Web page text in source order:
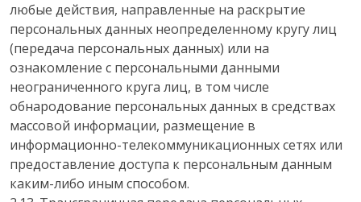
любые действия, направленные на раскрытие
персональных данных неопределенному кругу лиц
(передача персональных данных) или на
ознакомление с персональными данными
неограниченного круга лиц, в том числе
обнародование персональных данных в средствах
массовой информации, размещение в
информационно-телекоммуникационных сетях или
предоставление доступа к персональным данным
каким-либо иным способом.